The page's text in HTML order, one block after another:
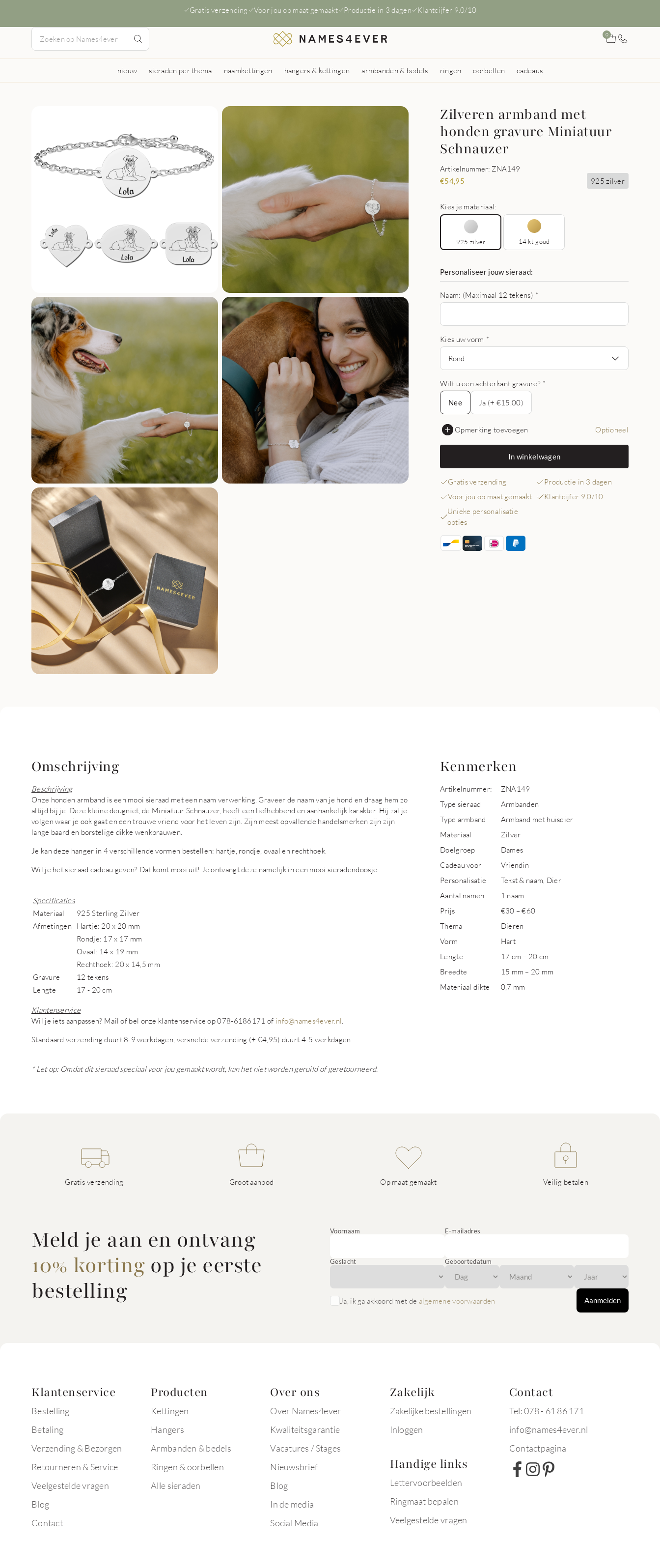
Gratis verzending Voor jou op maat gemaakt Productie in 3 dagen Klantcijfer 9.0/10
0
nieuw sieraden per thema naamkettingen hangers & kettingen armbanden & bedels ringen oorbellen cadeaus
Zilveren armband met
honden gravure Miniatuur
Schnauzer
Artikelnummer: ZNA149
€54,95 925 zilver
Kies je materiaal:
925 zilver 14 kt goud
Personaliseer jouw sieraad:
Naam: (Maximaal 12 tekens) *
Kies uw vorm *
Rond
Wilt u een achterkant gravure? *
Nee
Nee
Ja (+ €15,00)
Opmerking toevoegen Optioneel
In winkelwagen
Gratis verzending
Productie in 3 dagen
Voor jou op maat gemaakt
Klantcijfer 9,0/10
Unieke personalisatie
opties
Omschrijving
Beschrijving
Onze honden armband is een mooi sieraad met een naam verwerking. Graveer de naam van je hond en draag hem zo
altijd bij je. Deze kleine deugniet, de Miniatuur Schnauzer, heeft een liefhebbend en aanhankelijk karakter. Hij zal je
volgen waar je ook gaat en een trouwe vriend voor het leven zijn. Zijn meest opvallende handelsmerken zijn zijn
lange baard en borstelige dikke wenkbrauwen.
Je kan deze hanger in 4 verschillende vormen bestellen: hartje, rondje, ovaal en rechthoek.
Wil je het sieraad cadeau geven? Dat komt mooi uit! Je ontvangt deze namelijk in een mooi sieradendoosje.
Specificaties
Materiaal
925 Sterling Zilver
Afmetingen
Hartje: 20 x 20 mm
Rondje: 17 x 17 mm
Ovaal: 14 x 19 mm
Rechthoek: 20 x 14,5 mm
Gravure
12 tekens
Lengte
17 - 20 cm
Klantenservice
Wil je iets aanpassen? Mail of bel onze klantenservice op 078-6186171 of info@names4ever.nl
Standaard verzending duurt 8-9 werkdagen, versnelde verzending (+ €4,95) duurt 4-5 werkdagen.
* Let op: Omdat dit sieraad speciaal voor jou gemaakt wordt, kan het niet worden geruild of geretourneerd.
Kenmerken
Artikelnummer:
ZNA149
Type sieraad
Armbanden
Type armband
Armband met huisdier
Materiaal
Zilver
Doelgroep
Dames
Cadeau voor
Vriendin
Personalisatie
Tekst & naam, Dier
Aantal namen
1 naam
Prijs
€30 – €60
Thema
Dieren
Vorm
Hart
Lengte
17 cm – 20 cm
Breedte
15 mm – 20 mm
Materiaal dikte
0,7 mm
Gratis verzending Groot aanbod Op maat gemaakt Veilig betalen
Meld je aan en ontvang
10% korting op je eerste
bestelling
Voornaam E-mailadres
Geslacht Geboortedatum
Ja, ik ga akkoord met de algemene voorwaarden Aanmelden
Klantenservice
Bestelling
Betaling
Verzending & Bezorgen
Retourneren & Service
Veelgestelde vragen
Blog
Contact
Producten
Kettingen
Hangers
Armbanden & bedels
Ringen & oorbellen
Alle sieraden
Over ons
Over Names4ever
Kwaliteitsgarantie
Vacatures / Stages
Nieuwsbrief
Blog
In de media
Social Media
Zakelijk
Zakelijke bestellingen
Inloggen
Handige links
Lettervoorbeelden
Ringmaat bepalen
Veelgestelde vragen
Contact
Tel: 078 - 61 86 171
info@names4ever.nl
Contactpagina